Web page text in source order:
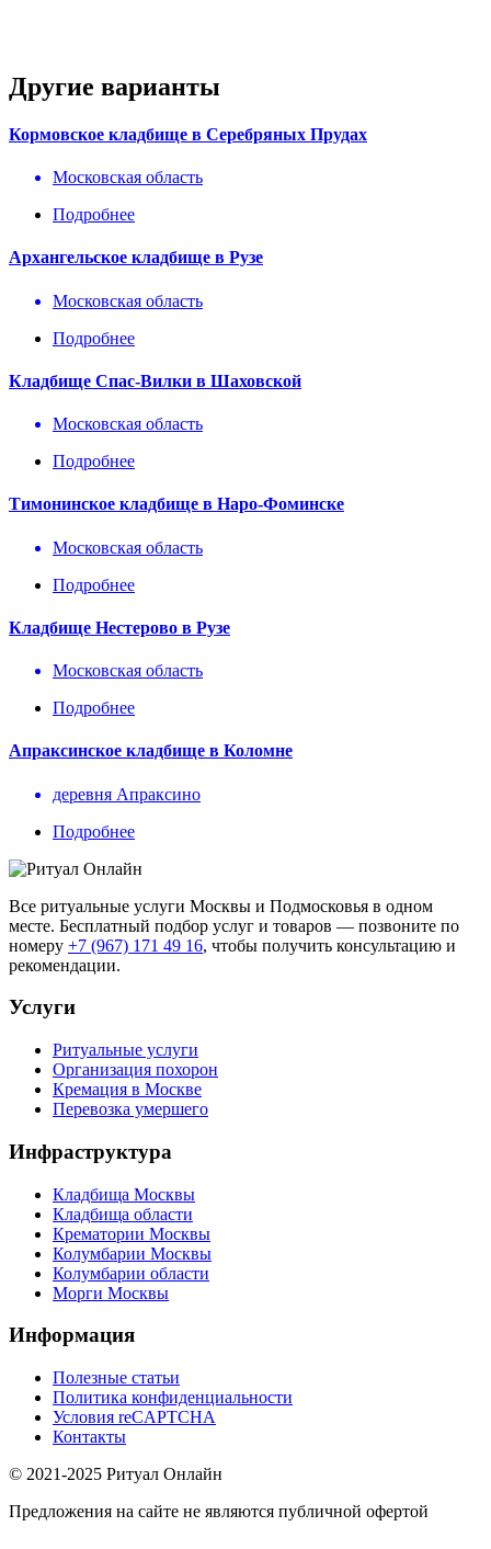
Другие варианты
Кормовское кладбище в Серебряных Прудах
Московская область
Подробнее
Архангельское кладбище в Рузе
Московская область
Подробнее
Кладбище Спас-Вилки в Шаховской
Московская область
Подробнее
Тимонинское кладбище в Наро-Фоминске
Московская область
Подробнее
Кладбище Нестерово в Рузе
Московская область
Подробнее
Апраксинское кладбище в Коломне
деревня Апраксино
Подробнее
Все ритуальные услуги Москвы и Подмосковья в одном
месте. Бесплатный подбор услуг и товаров — позвоните по
номеру +7 (967) 171 49 16, чтобы получить консультацию и
рекомендации.
Услуги
Ритуальные услуги
Организация похорон
Кремация в Москве
Перевозка умершего
Инфраструктура
Кладбища Москвы
Кладбища области
Крематории Москвы
Колумбарии Москвы
Колумбарии области
Морги Москвы
Информация
Полезные статьи
Политика конфиденциальности
Условия reCAPTCHA
Контакты
© 2021-2025 Ритуал Онлайн
Предложения на сайте не являются публичной офертой